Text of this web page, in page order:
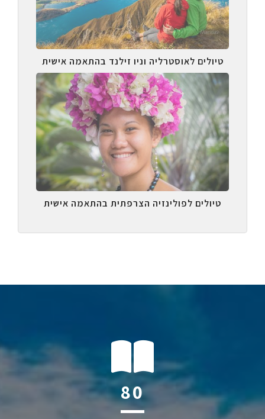
טיולים לאוסטרליה וניו זילנד בהתאמה אישית
טיולים לפולינזיה הצרפתית בהתאמה אישית
112